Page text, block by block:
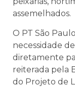
assemelhados.
O PT São
necessidade
diretamente
reiterada pela
do Projeto de